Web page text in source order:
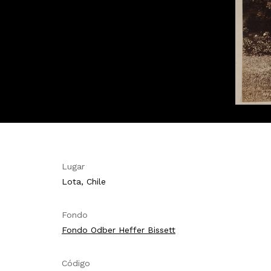
Lugar
Lota, Chile
Fondo
Fondo Odber Heffer Bissett
Código